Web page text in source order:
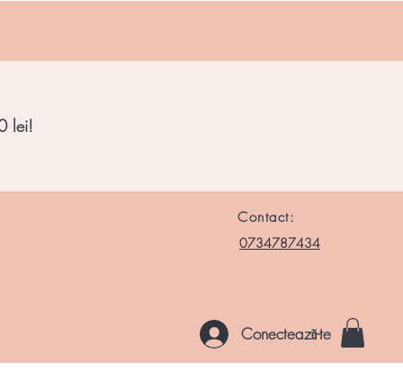
lei!
0734787434
Contact:
Conectează-te